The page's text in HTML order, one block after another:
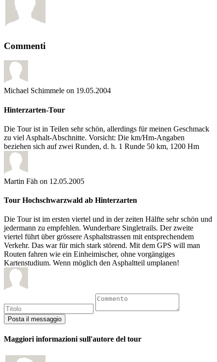
Commenti
Michael Schimmele on 19.05.2004
Hinterzarten-Tour
Die Tour ist in Teilen sehr schön, allerdings für meinen Geschmack
zu viel Asphalt-Abschnitte. Vorsicht: Die km/Hm-Angaben
beziehen sich auf zwei Runden, d. h. 1 Runde 50 km, 1200 Hm
Martin Fäh on 12.05.2005
Tour Hochschwarzwald ab Hinterzarten
Die Tour ist im ersten viertel und in der zeiten Hälfte sehr schön und
jedermann zu empfehlen. Wunderbare Singletrails. Der zweite
viertel führt über grössere Asphaltstrassen mit entsprechendem
Verkehr. Das war für mich stark störend. Mit dem GPS will man
Routen fahren wie ein Einheimischer, ohne vorgängiges
Kartenstudium. Wenn möglich den Asphaltteil umplanen!
Maggiori informazioni sull'autore del tour